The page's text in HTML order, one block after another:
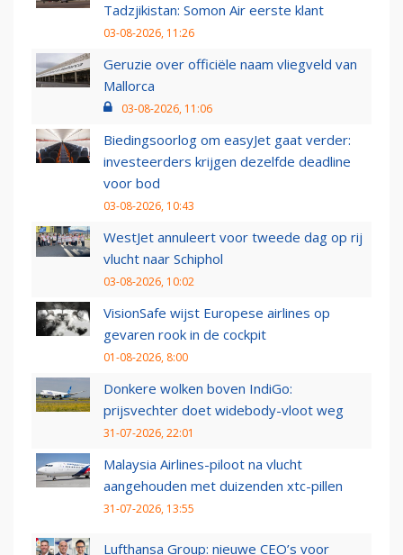
Tadzjikistan: Somon Air eerste klant
03-08-2026, 11:26
Geruzie over officiële naam vliegveld van
Mallorca
03-08-2026, 11:06
Biedingsoorlog om easyJet gaat verder:
investeerders krijgen dezelfde deadline
voor bod
03-08-2026, 10:43
WestJet annuleert voor tweede dag op rij
vlucht naar Schiphol
03-08-2026, 10:02
VisionSafe wijst Europese airlines op
gevaren rook in de cockpit
01-08-2026, 8:00
Donkere wolken boven IndiGo:
prijsvechter doet widebody-vloot weg
31-07-2026, 22:01
Malaysia Airlines-piloot na vlucht
aangehouden met duizenden xtc-pillen
31-07-2026, 13:55
Lufthansa Group: nieuwe CEO’s voor